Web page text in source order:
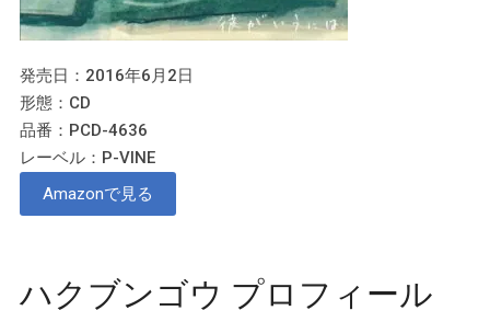
発売日：2016年6月2日
形態：CD
品番：PCD-4636
レーベル：P-VINE
Amazonで見る
ハクブンゴウ プロフィール